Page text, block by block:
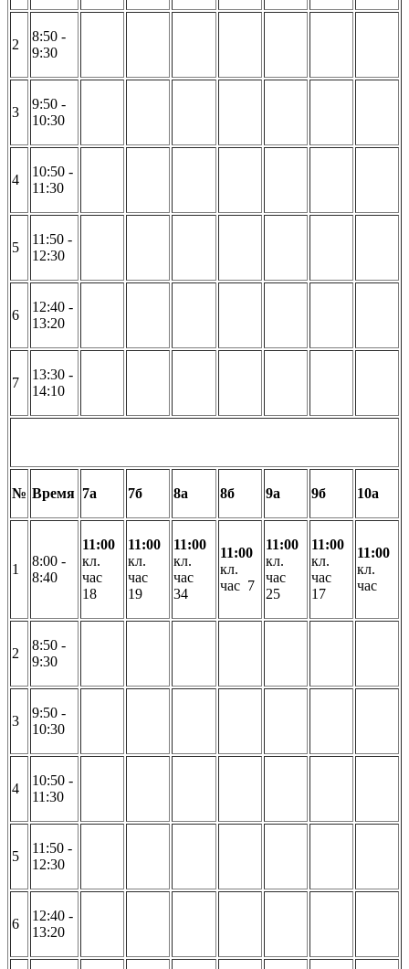
2
8:50 -
9:30
3
9:50 -
10:30
4
10:50 -
11:30
5
11:50 -
12:30
6
12:40 -
13:20
7
13:30 -
14:10
№ Время 7а 7б 8а 8б 9а 9б 10а
1
8:00 -
8:40
11:00
кл.
час
18
11:00
кл.
час
19
11:00
кл.
час
34
11:00
кл.
час 7
11:00
кл.
час
25
11:00
кл.
час
17
11:00
кл.
час
2
8:50 -
9:30
3
9:50 -
10:30
4
10:50 -
11:30
5
11:50 -
12:30
6
12:40 -
13:20